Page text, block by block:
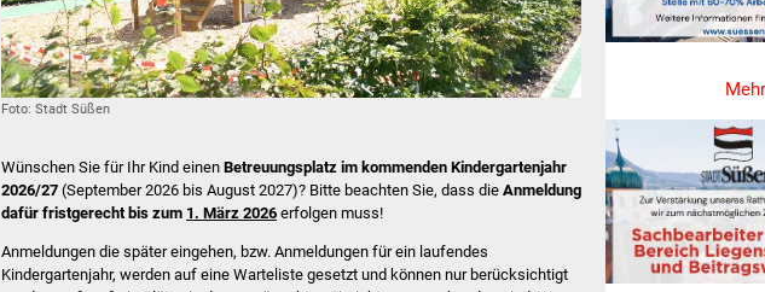
Foto: Stadt Süßen
Wünschen Sie für Ihr Kind einen Betreuungsplatz im kommenden Kindergartenjahr
2026/27 (September 2026 bis August 2027)? Bitte beachten Sie, dass die Anmeldung
dafür fristgerecht bis zum 1. März 2026 erfolgen muss!
Anmeldungen die später eingehen, bzw. Anmeldungen für ein laufendes
Kindergartenjahr, werden auf eine Warteliste gesetzt und können nur berücksichtigt